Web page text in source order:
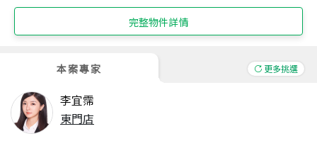
完整物件詳情
本案專家 更多挑選
李宜霈
東門店